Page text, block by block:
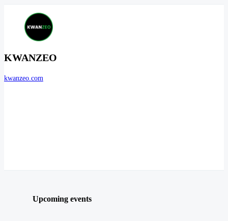
KWANZEO
kwanzeo.com
Upcoming events